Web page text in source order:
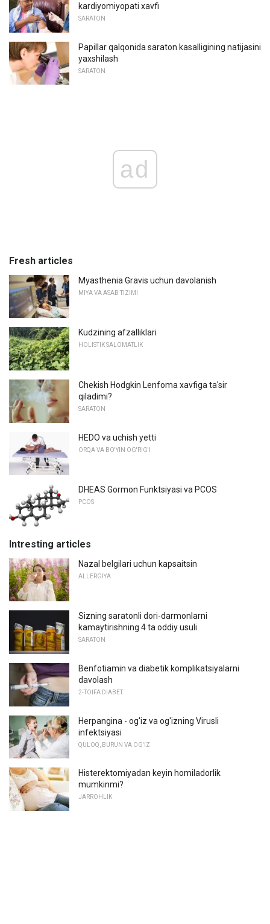
kardiyomiyopati xavfi
SARATON
Papillar qalqonida saraton kasalligining natijasini
yaxshilash
SARATON
ad
Fresh articles
Myasthenia Gravis uchun davolanish
MIYA VA ASAB TIZIMI
Kudzining afzalliklari
HOLISTIK SALOMATLIK
Chekish Hodgkin Lenfoma xavfiga ta'sir
qiladimi?
SARATON
HEDO va uchish yetti
ORQA VA BO'YIN OG'RIG'I
DHEAS Gormon Funktsiyasi va PCOS
PCOS
Intresting articles
Nazal belgilari uchun kapsaitsin
ALLERGIYA
Sizning saratonli dori-darmonlarni
kamaytirishning 4 ta oddiy usuli
SARATON
Benfotiamin va diabetik komplikatsiyalarni
davolash
2-TOIFA DIABET
Herpangina - og'iz va og'izning Virusli
infektsiyasi
QULOQ, BURUN VA OG'IZ
Histerektomiyadan keyin homiladorlik
mumkinmi?
JARROHLIK